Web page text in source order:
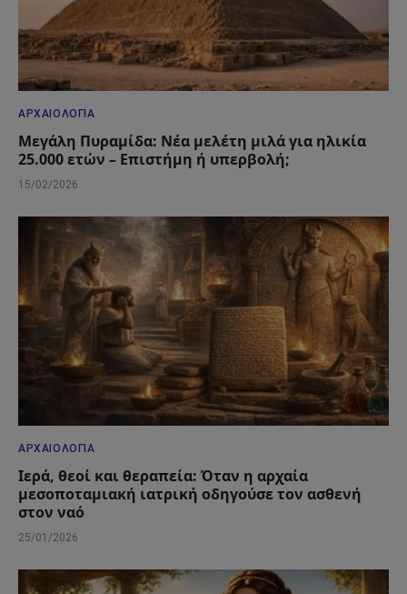
ΑΡΧΑΙΟΛΟΓΊΑ
Μεγάλη Πυραμίδα: Νέα μελέτη μιλά για ηλικία
25.000 ετών – Επιστήμη ή υπερβολή;
15/02/2026
ΑΡΧΑΙΟΛΟΓΊΑ
Ιερά, θεοί και θεραπεία: Όταν η αρχαία
μεσοποταμιακή ιατρική οδηγούσε τον ασθενή
στον ναό
25/01/2026